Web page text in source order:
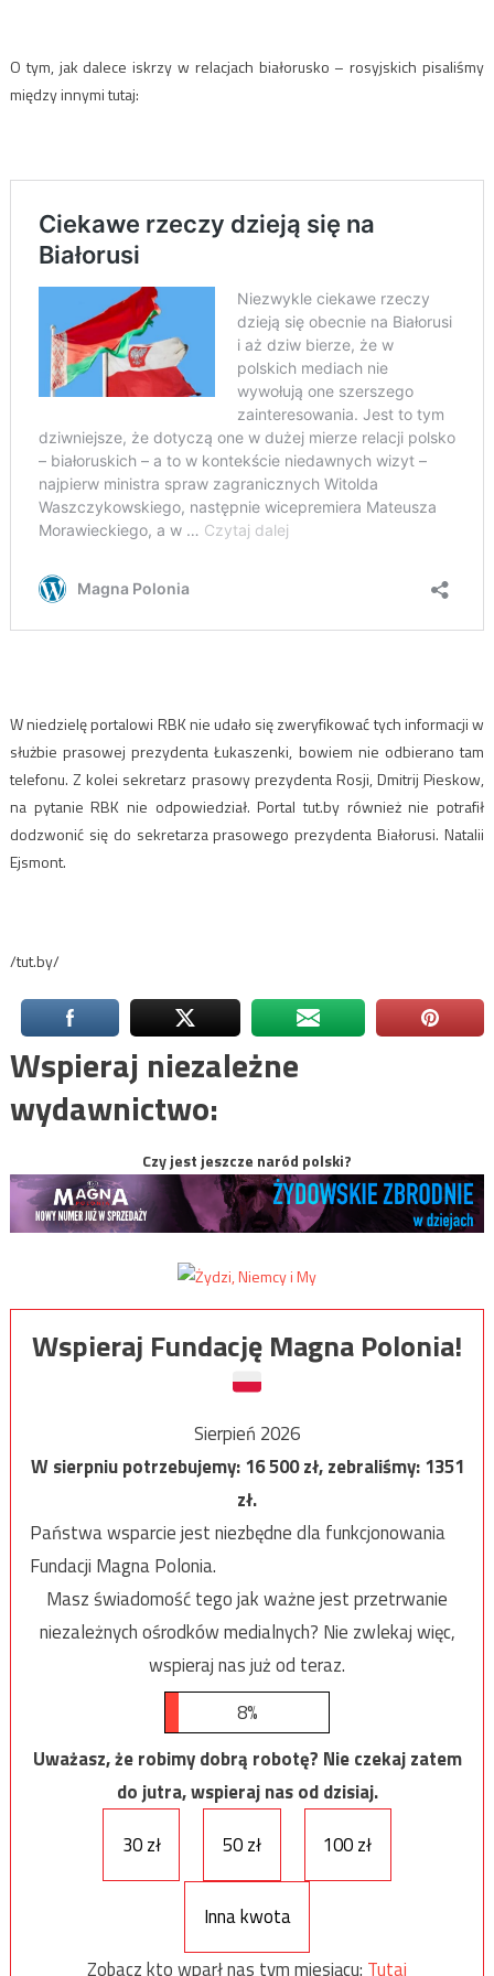
O tym, jak dalece iskrzy w relacjach białorusko – rosyjskich pisaliśmy
między innymi tutaj:
W niedzielę portalowi RBK nie udało się zweryfikować tych informacji w
służbie prasowej prezydenta Łukaszenki, bowiem nie odbierano tam
telefonu. Z kolei sekretarz prasowy prezydenta Rosji, Dmitrij Pieskow,
na pytanie RBK nie odpowiedział. Portal tut.by również nie potrafił
dodzwonić się do sekretarza prasowego prezydenta Białorusi. Natalii
Ejsmont.
/tut.by/
Wspieraj niezależne
wydawnictwo:
Czy jest jeszcze naród polski?
Wspieraj Fundację Magna Polonia!
Sierpień 2026
W sierpniu potrzebujemy:16 500zł, zebraliśmy:1351
zł.
Państwa wsparcie jest niezbędne dla funkcjonowania
Fundacji Magna Polonia.
Masz świadomość tego jak ważne jest przetrwanie
niezależnych ośrodków medialnych? Nie zwlekaj więc,
wspieraj nas już od teraz.
8%
Uważasz, że robimy dobrą robotę? Nie czekaj zatem
do jutra, wspieraj nas od dzisiaj.
30 zł
50 zł 100 zł
Inna kwota
Zobacz kto wparł nas tym miesiącu: Tutaj